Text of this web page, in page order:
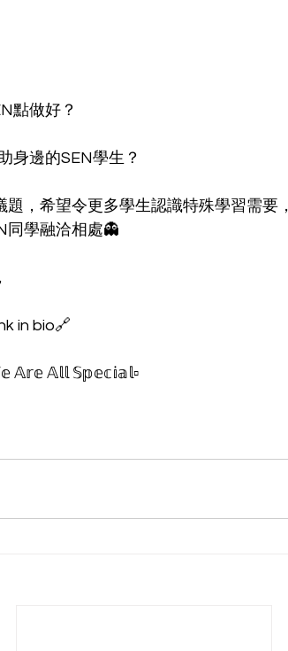
點做好？
身邊的SEN學生？
題，希望令更多學生認識特殊學習需要
同學融洽相處👻
in bio🔗
𝔸𝕝𝕝 𝕊𝕡𝕖𝕔𝕚𝕒𝕝▫️